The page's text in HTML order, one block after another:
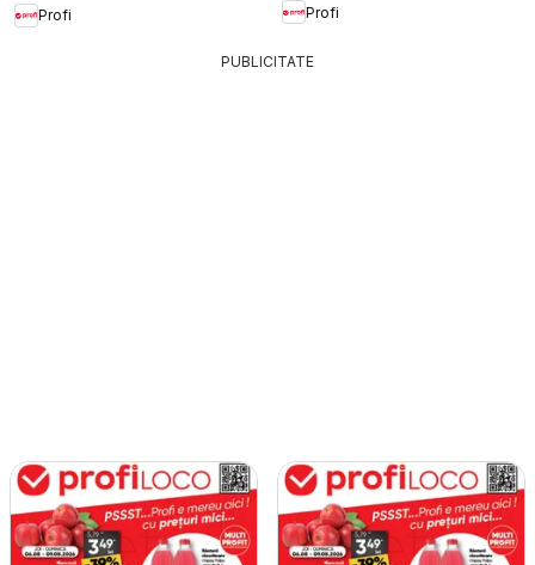
Profi
Profi
PUBLICITATE